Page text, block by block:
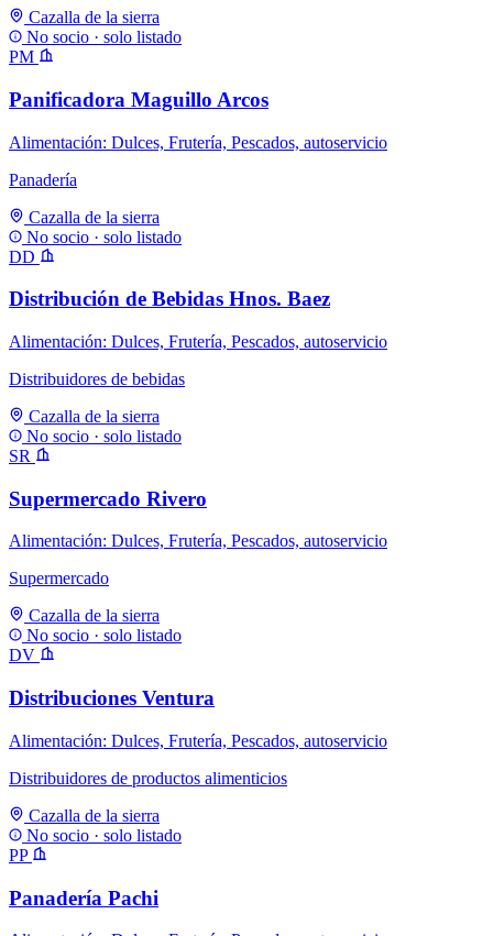
Cazalla de la sierra
No socio · solo listado
PM
Panificadora Maguillo Arcos
Alimentación: Dulces, Frutería, Pescados, autoservicio
Panadería
Cazalla de la sierra
No socio · solo listado
DD
Distribución de Bebidas Hnos. Baez
Alimentación: Dulces, Frutería, Pescados, autoservicio
Distribuidores de bebidas
Cazalla de la sierra
No socio · solo listado
SR
Supermercado Rivero
Alimentación: Dulces, Frutería, Pescados, autoservicio
Supermercado
Cazalla de la sierra
No socio · solo listado
DV
Distribuciones Ventura
Alimentación: Dulces, Frutería, Pescados, autoservicio
Distribuidores de productos alimenticios
Cazalla de la sierra
No socio · solo listado
PP
Panadería Pachi